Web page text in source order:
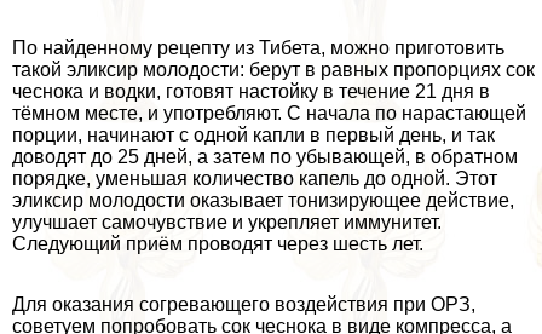
По найденному рецепту из Тибета, можно приготовить
такой эликсир молодости: берут в равных пропорциях сок
чеснока и водки, готовят настойку в течение 21 дня в
тёмном месте, и употрeбляют. С начала по нарастающей
порции, начинают с одной капли в первый день, и так
доводят до 25 дней, а затем по убывающей, в обратном
порядке, уменьшая количество капель до одной. Этот
эликсир молодости оказывает тонизирующее действие,
улучшает самочувствие и укрепляет иммунитет.
Следующий приём проводят через шесть лет.
Для оказания согревающего воздействия при ОРЗ,
советуем попробовать сок чеснока в виде компресса, а